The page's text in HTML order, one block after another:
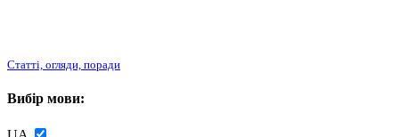
Статті, огляди, поради
Вибір мови: